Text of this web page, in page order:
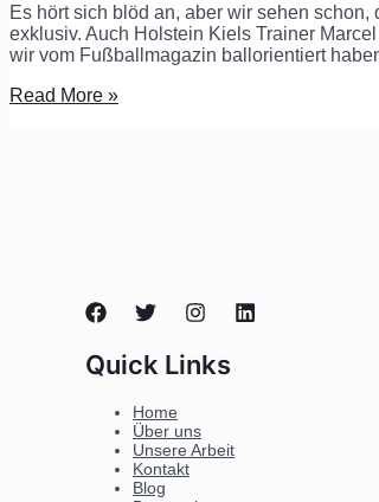
Es hört sich blöd an, aber wir sehen
exklusiv. Auch Holstein Kiels Trainer
wir vom Fußballmagazin ballorientiert
Read More »
Quick Links
Home
Über uns
Unsere Arbeit
Kontakt
Blog